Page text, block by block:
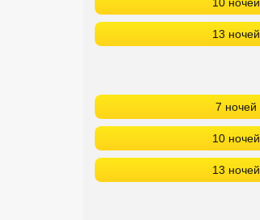
13 ночей
7 ночей
10 ночей
13 ночей
Сетевые отели Сейшел
Сетевые отели Маврикия